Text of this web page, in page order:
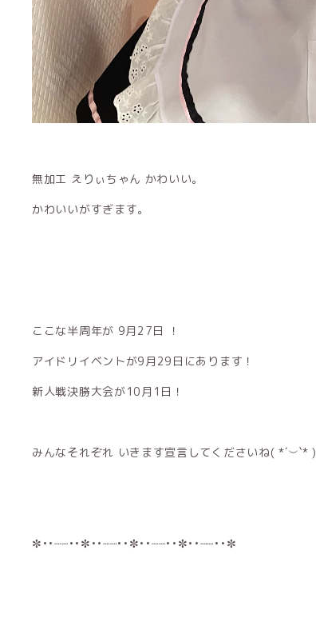
無加工 えりぃちゃん かわいい。
かわいいがすぎます。
ここな半周年が 9月27日 ！
アイドリイベントが9月29日にあります！
新人戦決勝大会が10月1日！
みんなそれぞれ いきます宣言してくださいね( *´︶`* )
✼••┈┈••✼••┈┈••✼••┈┈••✼••┈┈••✼